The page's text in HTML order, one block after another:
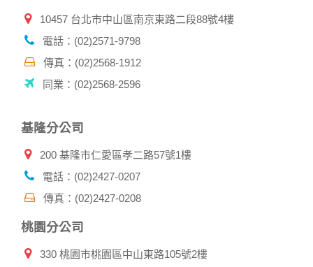
號、電子郵件、出生日期、性別、行業等相關資料，當您註冊
成功，並登入使用我們的服務後，本網站即取得您的資料。
其他除了上述，會保留您在上網瀏覽或查詢時，伺服器自行產
生的相關記錄，包括您使用連線設備的 IP 位址、使用時間、使
的瀏覽器予以標示，歸納使用者瀏覽器在本網站內部所瀏覽的
商，或與連結本網站，也可能蒐集您個人的資料。對於您主動
保護政策，其資料處理措施不適用本網站隱私權保護政策，本
公司不負任何連帶責任。
或電子郵件給您。本公司除了在該資料或電子郵件上註明是由
收這些資料或電子郵件的方法及說明。
資料使用:
10457 台北市中山區南京東路二段88號4樓
電話：(02)2571-9798
傳真：(02)2568-1912
同業：(02)2568-2596
基隆分公司
200 基隆市仁愛區孝二路57號1樓
電話：(02)2427-0207
傳真：(02)2427-0208
桃園分公司
330 桃園市桃園區中山東路105號2樓